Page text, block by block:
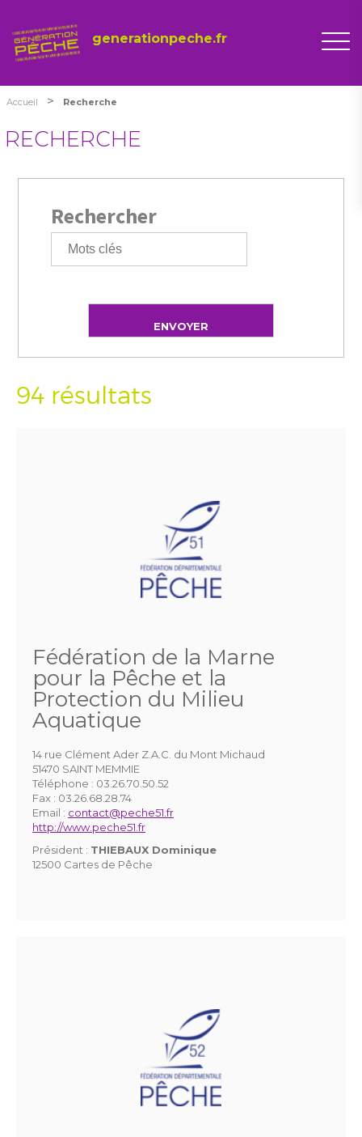
generationpeche.fr
Accueil > Recherche
RECHERCHE
Rechercher
94 résultats
Fédération de la Marne
pour la Pêche et la
Protection du Milieu
Aquatique
14 rue Clément Ader Z.A.C. du Mont Michaud
51470 SAINT MEMMIE
Téléphone : 03.26.70.50.52
Fax : 03.26.68.28.74
Email : contact@peche51.fr
http://www.peche51.fr
Président : THIEBAUX Dominique
12500 Cartes de Pêche